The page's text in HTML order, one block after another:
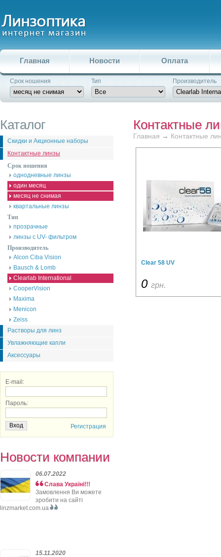
Главная Новости Оплата
Срок ношения Тип Производитель
Каталог
Скидки и Акционные наборы
Контактные линзы
Срок ношения
однодневные линзы
один месяц
месяц не снимая
квартальные линзы
Тип
прозрачные
линзы с UV- фильтром
Производитель
Alcon Ciba Vision
Bausch & Lomb
Clearlab International
CooperVision
Maxima
Menicon
Zeiss
Растворы для линз
Увлажняющие капли
Аксессуары
E-mail:
Пароль:
Регистрация
Новости компании
06.07.2022
Слава Україні!!!
Замовлення Ви можете
зробити на сайті
linzmarket.com.ua
15.11.2020
Контактные
Главная → Контактные
Clear 58 UV
0 грн.